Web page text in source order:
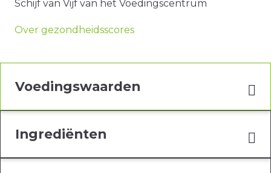
Schijf van Vijf van het Voedingscentrum
Over gezondheidsscores
Voedingswaarden
Ingrediënten